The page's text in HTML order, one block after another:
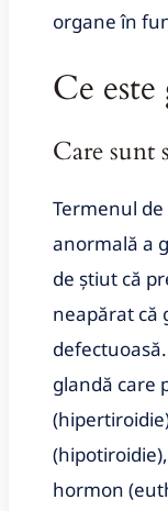
organe în
Ce
Care sunt
Termenul de
anormală a
de știut că
neapărat că
glandă care
hormon